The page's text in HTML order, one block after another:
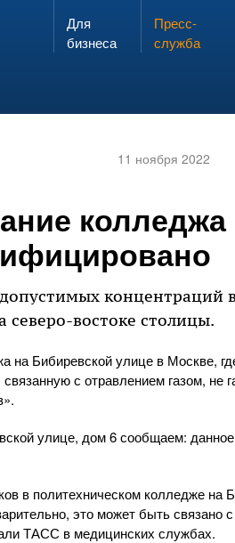
Запах газа?
ЗВОНИ 104
Для
бизнеса
Пресс-
служба
11 ноября 2022
колледжа
концентраций
северо-востоке столицы.
Бибиревской улице в Москве,
с отравлением газом, не
.
улице, дом 6 сообщаем:
в политехническом колледже на
это может быть связано
ТАСС в медицинских службах.